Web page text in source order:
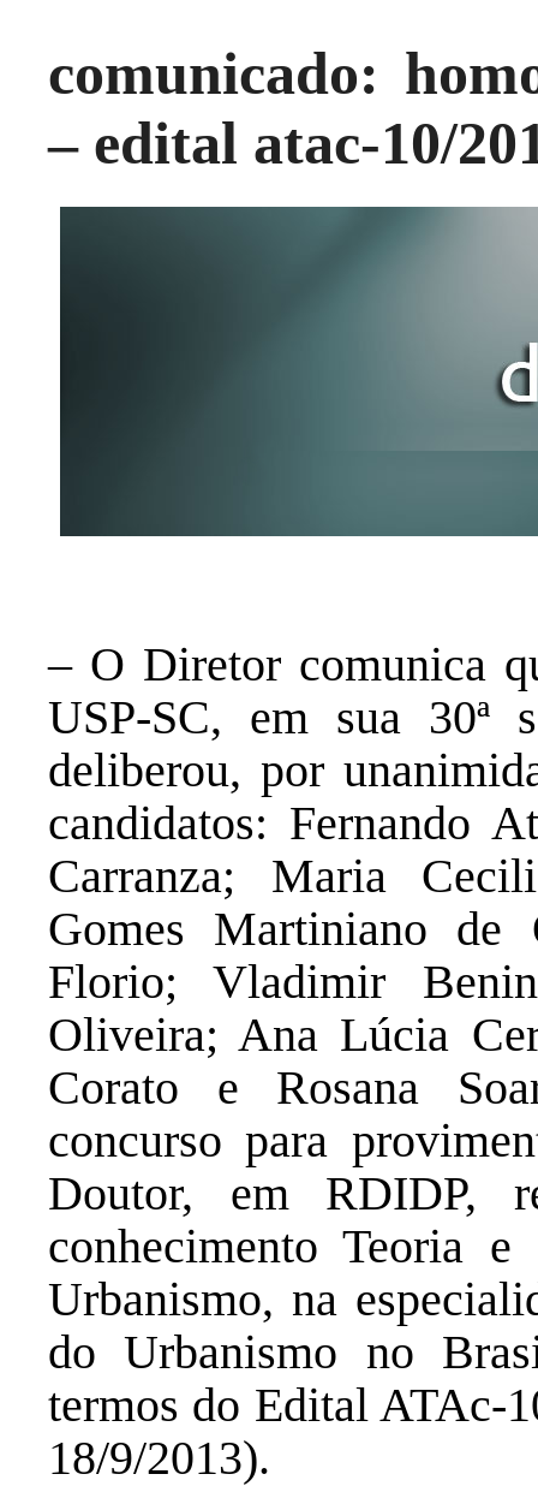
comunicado:
– edital atac-10/
– O Diretor comunica
USP-SC, em sua 30ª
deliberou, por
candidatos: Fernando
Carranza; Maria
Gomes Martiniano
Florio; Vladimir
Oliveira; Ana Lúcia
Corato e Rosana
concurso para
Doutor, em RDIDP,
conhecimento Teoria
Urbanismo, na
do Urbanismo no
termos do Edital ATAc-
18/9/2013).